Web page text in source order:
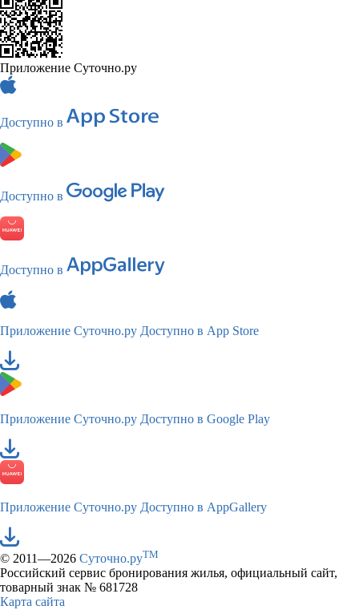
Приложение Суточно.ру
Доступно в
Доступно в
Доступно в
Приложение Суточно.ру Доступно в App Store
Приложение Суточно.ру Доступно в Google Play
Приложение Суточно.ру Доступно в AppGallery
© 2011—2026 Суточно.руTM
Российский сервис бронирования жилья, официальный сайт,
товарный знак № 681728
Карта сайта